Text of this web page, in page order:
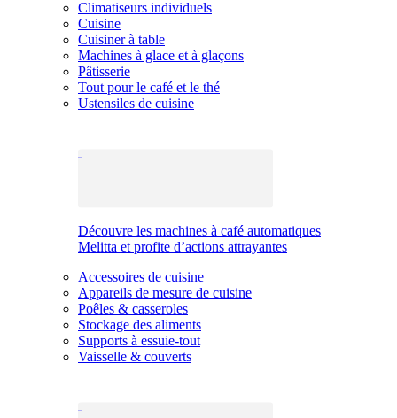
Climatiseurs individuels
Cuisine
Cuisiner à table
Machines à glace et à glaçons
Pâtisserie
Tout pour le café et le thé
Ustensiles de cuisine
Découvre les machines à café automatiques
Melitta et profite d’actions attrayantes
Accessoires de cuisine
Appareils de mesure de cuisine
Poêles & casseroles
Stockage des aliments
Supports à essuie-tout
Vaisselle & couverts